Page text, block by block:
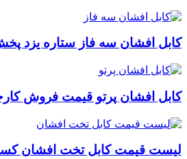
کابل افشان سه فاز ستاره یزد
کابل افشان پرتو قیمت فروش
لیست قیمت کابل تخت افشان